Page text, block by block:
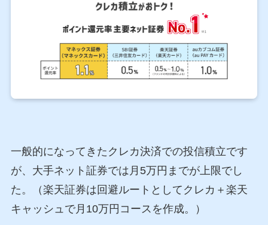
一般的になってきたクレカ決済での投信積立です
が、大手ネット証券では月5万円までが上限でし
た。（楽天証券は回避ルートとしてクレカ＋楽天
キャッシュで月10万円コースを作成。）